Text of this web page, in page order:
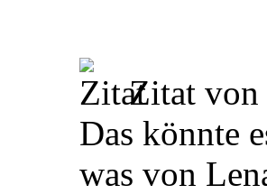
Zitat von
Das könnte
was von